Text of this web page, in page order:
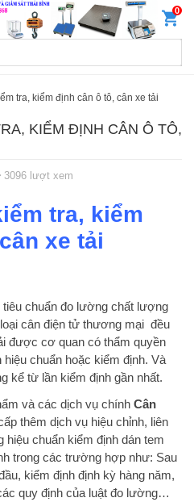
0
tra, kiểm định cân ô tô, cân xe tải
KIỂM ĐỊNH CÂN Ô TÔ,
3096 lượt xem
tra, kiểm
xe tải
chuẩn đo lường chất lượng
cân điện tử thương mại đều
được cơ quan có thẩm quyền
chuẩn hoặc kiểm định. Và
kể từ lần kiểm định gần nhất.
và các dịch vụ chính Cân
thêm dịch vụ hiệu chỉnh, liên
chuẩn kiểm định dán tem
trong các trường hợp như: Sau
kiểm định định kỳ hàng năm,
quy định của luật đo lường…